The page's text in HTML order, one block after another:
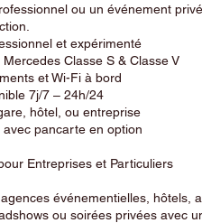
ou un événement
et expérimenté
Classe S & Classe V
et Wi-Fi à bord
7j/7 – 24h/24
hôtel, ou entreprise
pancarte en option
Entreprises et Particuliers
événementielles, hôtels,
ou soirées privées avec